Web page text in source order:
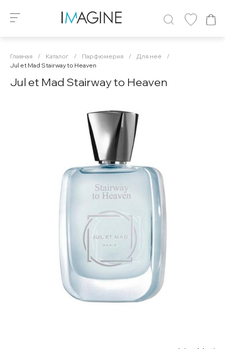
Главная / Каталог / Парфюмерия / Для неё
/
Jul et Mad Stairway to Heaven
Jul et Mad Stairway to Heaven